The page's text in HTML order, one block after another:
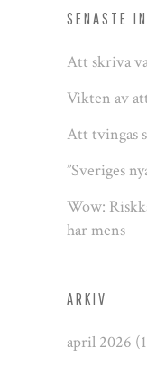
SENASTE
Att skriva
Vikten av
Att tvingas
”Sveriges
Wow:
har mens
ARKIV
april 2026